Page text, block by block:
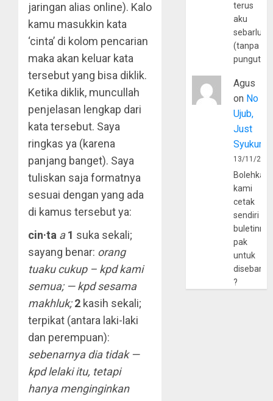
jaringan alias online). Kalo
kamu masukkin kata
‘cinta’ di kolom pencarian
maka akan keluar kata
tersebut yang bisa diklik.
Ketika diklik, muncullah
penjelasan lengkap dari
kata tersebut. Saya
ringkas ya (karena
panjang banget). Saya
tuliskan saja formatnya
sesuai dengan yang ada
di kamus tersebut ya:
cin·ta a 1 suka sekali;
sayang benar: orang
tuaku cukup – kpd kami
semua; — kpd sesama
makhluk; 2 kasih sekali;
terpikat (antara laki-laki
dan perempuan):
sebenarnya dia tidak —
kpd lelaki itu, tetapi
hanya menginginkan
terus
aku
(tanpa
Agus
on No
Ujub,
Just
Syukur
13/11/
Bolehkah
kami
cetak
sendiri
pak
untuk
?